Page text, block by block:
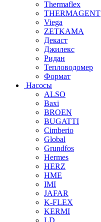
Thermaflex
THERMAGENT
Viega
ZETKAMA
Декаст
Джилекс
Ридан
Тепловодомер
Формат
Насосы
ALSO
Baxi
BROEN
BUGATTI
Cimberio
Global
Grundfos
Hermes
HERZ
HME
IMI
JAFAR
K-FLEX
KERMI
LD